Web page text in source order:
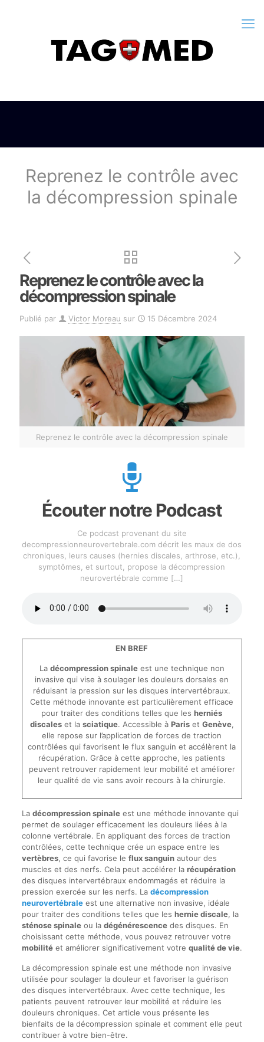
Reprenez le contrôle avec
la décompression spinale
Reprenez le contrôle avec la
décompression spinale
Publié par Victor Moreau sur 15 Décembre 2024
Reprenez le contrôle avec la décompression spinale
Écouter notre Podcast
Ce podcast provenant du site
decompressionneurovertebrale.com décrit les maux de dos
chroniques, leurs causes (hernies discales, arthrose, etc.),
symptômes, et surtout, propose la décompression
neurovertébrale comme […]
EN BREF
La décompression spinaleest une technique non
invasive qui vise à soulager les douleurs dorsales en
réduisant la pression sur les disques intervertébraux.
Cette méthode innovante est particulièrement efficace
pour traiter des conditions telles que lesherniés
discaleset la sciatique. Accessible à Pariset Genève,
elle repose sur l’application de forces de traction
contrôlées qui favorisent le flux sanguin et accélèrent la
récupération. Grâce à cette approche, les patients
peuvent retrouver rapidement leur mobilité et améliorer
leur qualité de vie sans avoir recours à la chirurgie.
La décompression spinaleest une méthode innovante qui
permet de soulager efficacement les douleurs liées à la
colonne vertébrale. En appliquant des forces de traction
contrôlées, cette technique crée un espace entre les
vertèbres, ce qui favorise le flux sanguinautour des
muscles et des nerfs. Cela peut accélérer la récupération
des disques intervertébraux endommagés et réduire la
pression exercée sur les nerfs. La décompression
neurovertébraleest une alternative non invasive, idéale
pour traiter des conditions telles que les hernie discale, la
sténose spinaleou la dégénérescencedes disques. En
choisissant cette méthode, vous pouvez retrouver votre
mobilitéet améliorer significativement votre qualité de vie.
La décompression spinale est une méthode non invasive
utilisée pour soulager la douleur et favoriser la guérison
des disques intervertébraux. Avec cette technique, les
patients peuvent retrouver leur mobilité et réduire les
douleurs chroniques. Cet article vous présente les
bienfaits de la décompression spinale et comment elle peut
contribuer à votre bien-être.